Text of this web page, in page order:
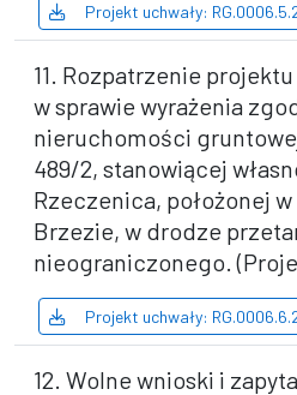
Projekt uchwały:
11. Rozpatrzenie
w sprawie wyrażenia
nieruchomości
489/2, stanowiącej
Rzeczenica, położonej
Brzezie, w drodze
nieograniczonego.
Projekt uchwały:
12. Wolne wnioski i